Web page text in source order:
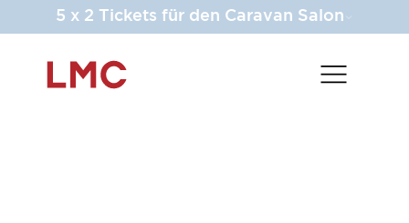
5 x 2 Tickets für den Caravan Salon